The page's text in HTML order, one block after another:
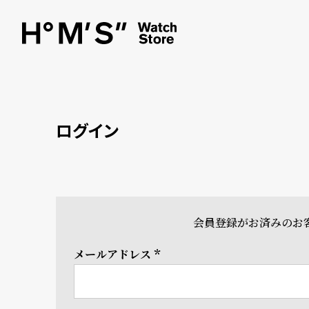
ログイン
会員登録がお済みのお
メールアドレス
(必